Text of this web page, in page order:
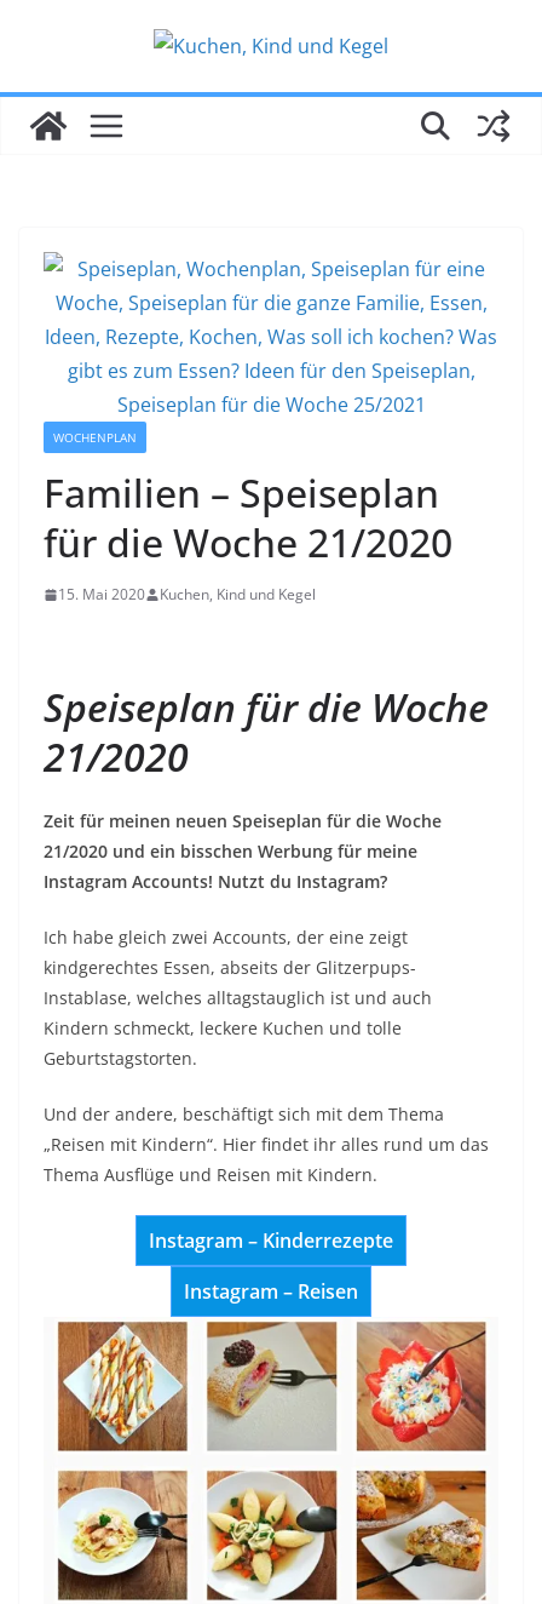
WOCHENPLAN
Familien – Speiseplan
für die Woche 21/2020
15. Mai 2020 Kuchen, Kind und Kegel
Speiseplan für die Woche
21/2020
Zeit für meinen neuen Speiseplan für die Woche
21/2020 und ein bisschen Werbung für meine
Instagram Accounts! Nutzt du Instagram?
Ich habe gleich zwei Accounts, der eine zeigt
kindgerechtes Essen, abseits der Glitzerpups-
Instablase, welches alltagstauglich ist und auch
Kindern schmeckt, leckere Kuchen und tolle
Geburtstagstorten.
Und der andere, beschäftigt sich mit dem Thema
„Reisen mit Kindern“. Hier findet ihr alles rund um das
Thema Ausflüge und Reisen mit Kindern.
Instagram – Kinderrezepte
Instagram – Reisen